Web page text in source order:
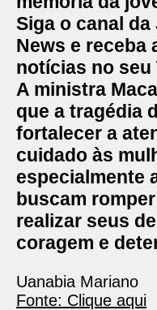
Siga o canal da
News e receba
notícias no seu
A ministra
que a tragédia
fortalecer a
cuidado às
especialmente
buscam
realizar seus
coragem e
Uanabia Mariano
Fonte: Clique aqui